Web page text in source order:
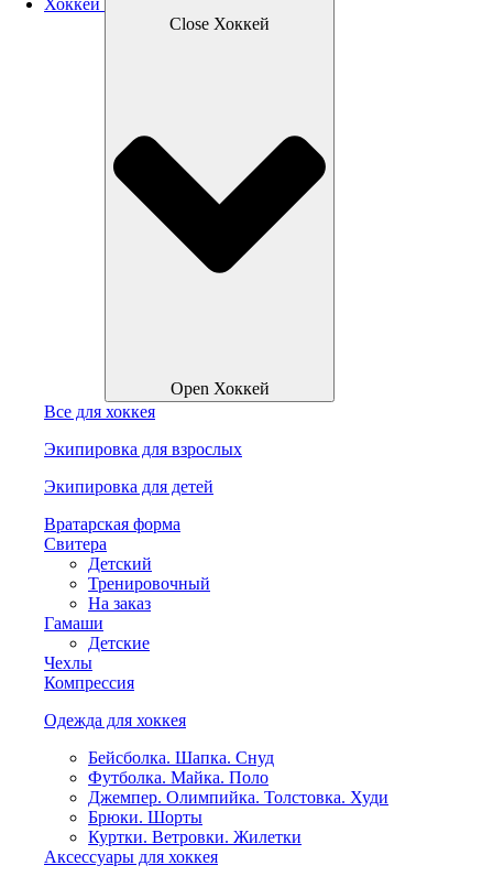
Close Хоккей
Open Хоккей
Все для хоккея
Экипировка для взрослых
Экипировка для детей
Вратарская форма
Свитера
Детский
Тренировочный
На заказ
Гамаши
Детские
Чехлы
Компрессия
Одежда для хоккея
Бейсболка. Шапка. Снуд
Футболка. Майка. Поло
Джемпер. Олимпийка. Толстовка. Худи
Брюки. Шорты
Куртки. Ветровки. Жилетки
Аксессуары для хоккея